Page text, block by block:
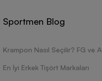
Sportmen Blog
En İyi Erkek Tişört Markaları